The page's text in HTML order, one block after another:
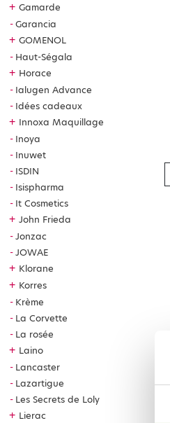
+ Gamarde
Garancia
+ GOMENOL
Haut-Ségala
+ Horace
Ialugen Advance
Idées cadeaux
+ Innoxa Maquillage
Inoya
Inuwet
ISDIN
Isispharma
It Cosmetics
+ John Frieda
Jonzac
JOWAE
+ Klorane
+ Korres
Krème
La Corvette
La rosée
+ Laino
Lancaster
Lazartigue
Les Secrets de Loly
+ Lierac